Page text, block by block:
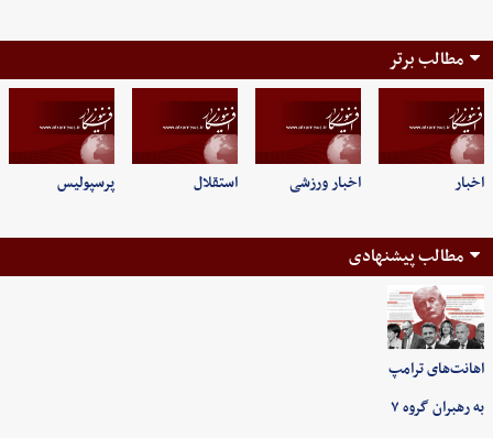
مطالب برتر
اخبار اخبار ورزشی استقلال پرسپولیس
مطالب پیشنهادی
اهانت‌های ترامپ
به رهبران گروه ۷